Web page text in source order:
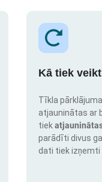
Kā tiek
Tīkla
atjauninātas ar
tiek
parādīti divus
dati tiek izņemti